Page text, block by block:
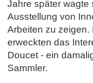
Jahre später wagte
Ausstellung von
Arbeiten zu zeigen.
erweckten das
Doucet - ein
Sammler.